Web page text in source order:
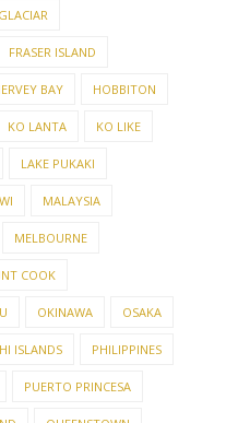
FRASER ISLAND
BAY HOBBITON
KO LANTA KO LIKE
LAKE PUKAKI
MALAYSIA
MELBOURNE
COOK
OKINAWA OSAKA
ISLANDS PHILIPPINES
PUERTO PRINCESA